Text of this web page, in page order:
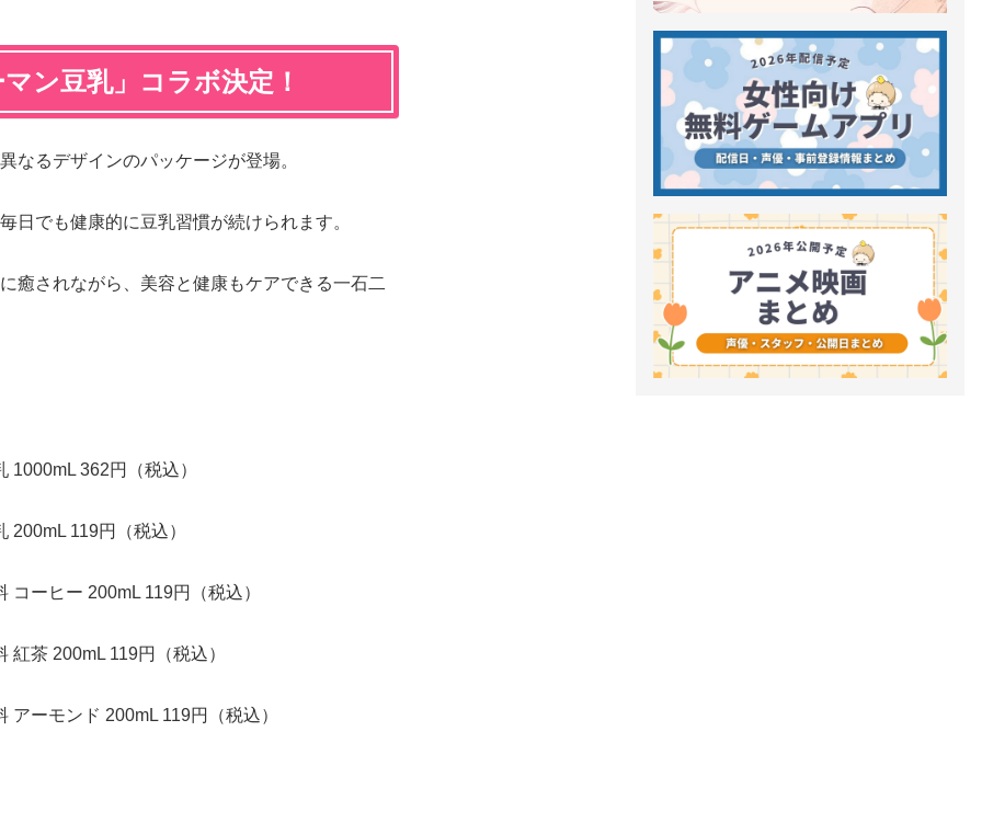
ン豆乳」コラボ決定！
なるデザインのパッケージが登場。
日でも健康的に豆乳習慣が続けられます。
癒されながら、美容と健康もケアできる一石二
1000mL 362円（税込）
119円（税込）
ーヒー 200mL 119円（税込）
茶 200mL 119円（税込）
ーモンド 200mL 119円（税込）